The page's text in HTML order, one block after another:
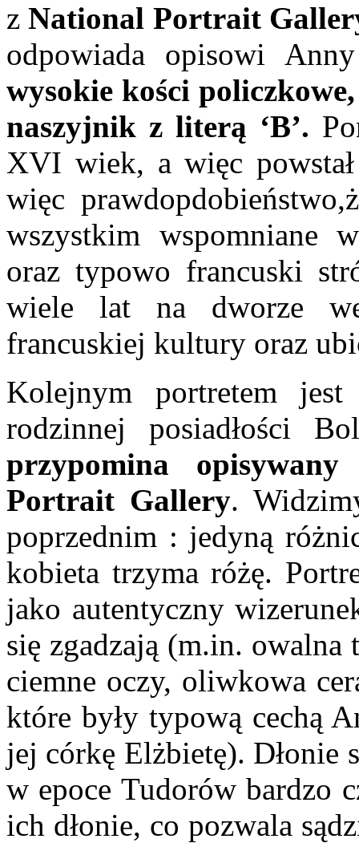
zNational Portrait
odpowiada opisowi
wysokie kości
naszyjnik z literą ‘B’.
XVI wiek, a więc
więc
wszystkim wspomniane
oraz typowo francuski
wiele lat na dworze
francuskiej kultury oraz
Kolejnym portretem
rodzinnej posiadłości
przypomina
Portrait Gallery.
poprzednim : jedyną
kobieta trzyma różę.
jako autentyczny
się zgadzają (m.in.
ciemne oczy, oliwkowa
które były typową cechą
jej córkę Elżbietę). Dłonie
w epoce Tudorów bardzo
ich dłonie, co pozwala